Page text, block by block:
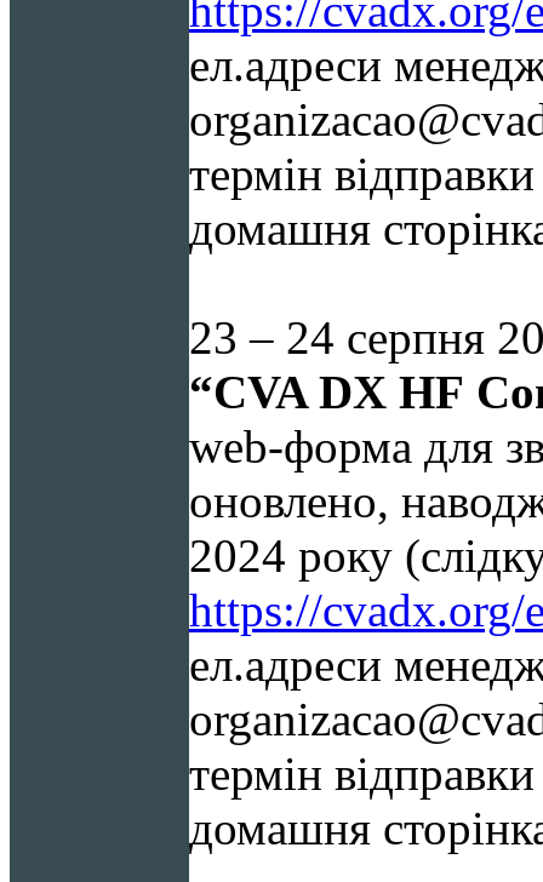
ел.адреси
термін
домашня
23 – 24 серпня
“CVA DX HF
web-форма для
оновлено,
2024 року
https://cvadx.org/
ел.адреси
термін
домашня